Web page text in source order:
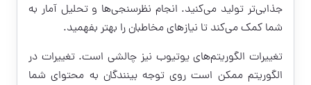
جذابی‌تر تولید می‌کنید. انجام نظرسنجی‌ها و تحلیل آمار به
شما کمک می‌کند تا نیازهای مخاطبان را بهتر بفهمید.
تغییرات الگوریتم‌های یوتیوب نیز چالشی است. تغییرات در
الگوریتم ممکن است روی توجه بینندگان به محتوای شما